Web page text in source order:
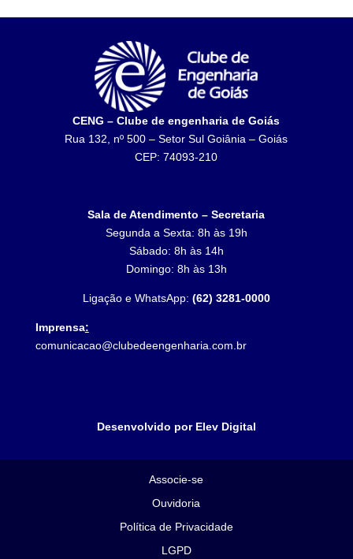
CENG – Clube de engenharia de Goiás
Rua 132, nº 500 – Setor Sul Goiânia – Goiás
CEP: 74093-210
Sala de Atendimento – Secretaria
Segunda a Sexta: 8h às 19h
Sábado: 8h às 14h
Domingo: 8h às 13h
Ligação e WhatsApp: (62) 3281-0000
Imprensa:
comunicacao@clubedeengenharia.com.br
Desenvolvido por Elev Digital
Associe-se
Ouvidoria
Política de Privacidade
LGPD